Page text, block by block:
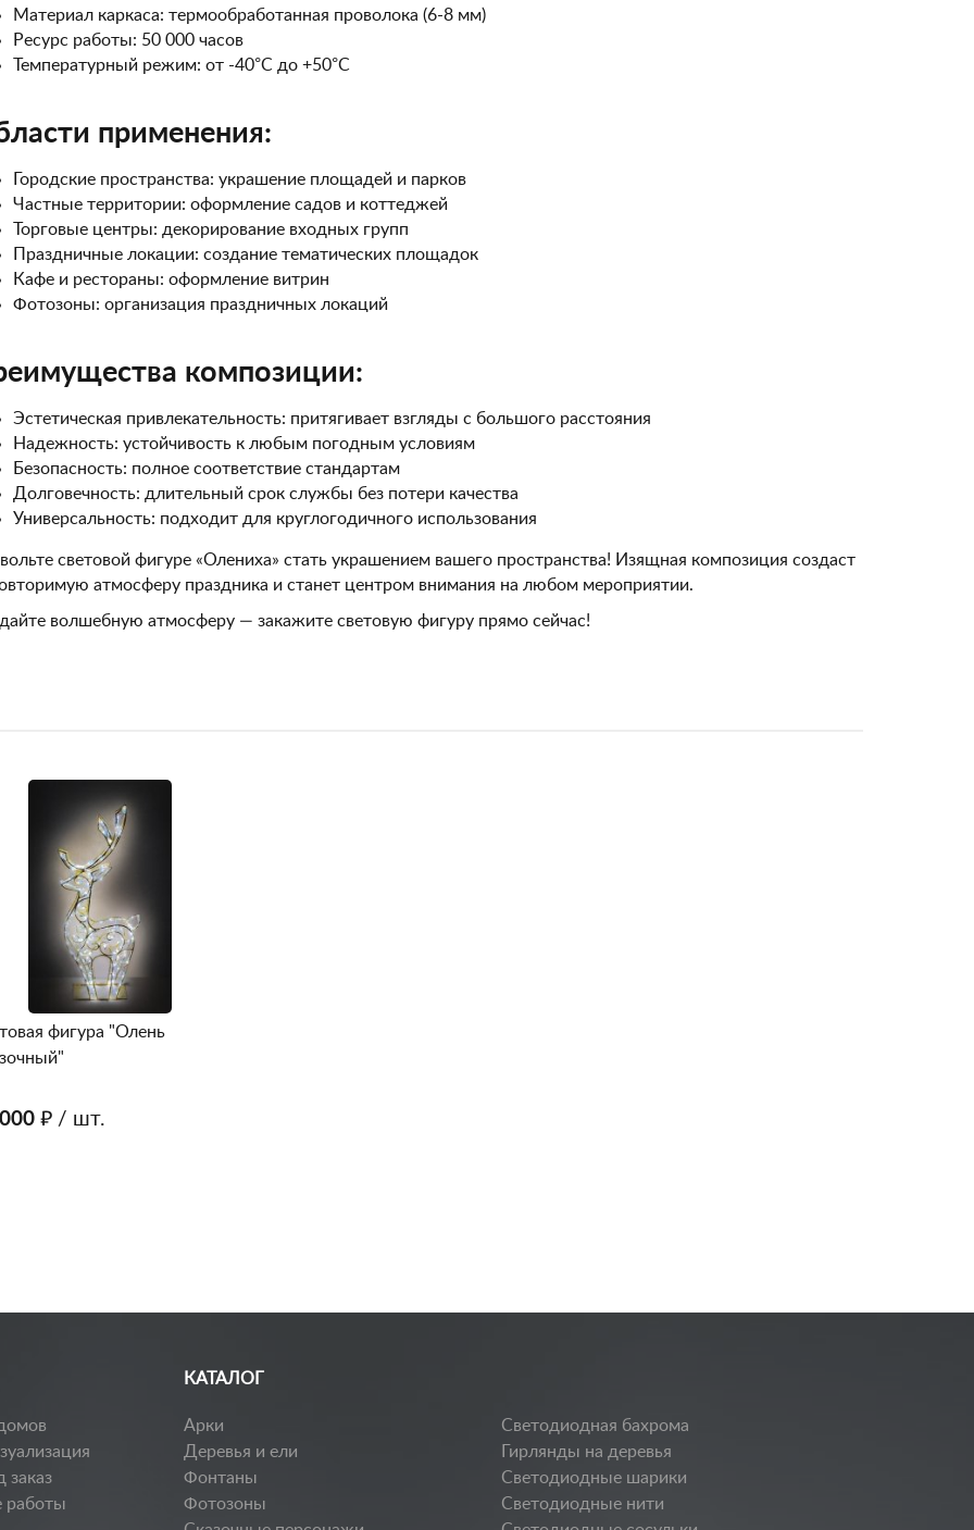
Материал каркаса: термообработанная проволока (6-8 мм)
Ресурс работы: 50 000 часов
Температурный режим: от -40°C до +50°C
применения:
Городские пространства: украшение площадей и парков
Частные территории: оформление садов и коттеджей
Торговые центры: декорирование входных групп
Праздничные локации: создание тематических площадок
Кафе и рестораны: оформление витрин
Фотозоны: организация праздничных локаций
композиции:
Эстетическая привлекательность: притягивает взгляды с большого расстояния
Надежность: устойчивость к любым погодным условиям
Безопасность: полное соответствие стандартам
Долговечность: длительный срок службы без потери качества
Универсальность: подходит для круглогодичного использования
световой фигуре «Олениха» стать украшением вашего пространства! Изящная композиция создаст
атмосферу праздника и станет центром внимания на любом мероприятии.
волшебную атмосферу — закажите световую фигуру прямо сейчас!
фигура "Олень
₽/ шт.
заказ
КАТАЛОГ
Арки
Деревья и ели
Фонтаны
Фотозоны
Светодиодная бахрома
Гирлянды на деревья
Светодиодные шарики
Светодиодные нити